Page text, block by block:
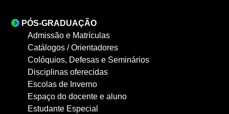
PÓS-GRADUAÇÃO
Admissão e Matrículas
Catálogos / Orientadores
Colóquios, Defesas e Seminários
Disciplinas oferecidas
Escolas de Inverno
Espaço do docente e aluno
Estudante Especial